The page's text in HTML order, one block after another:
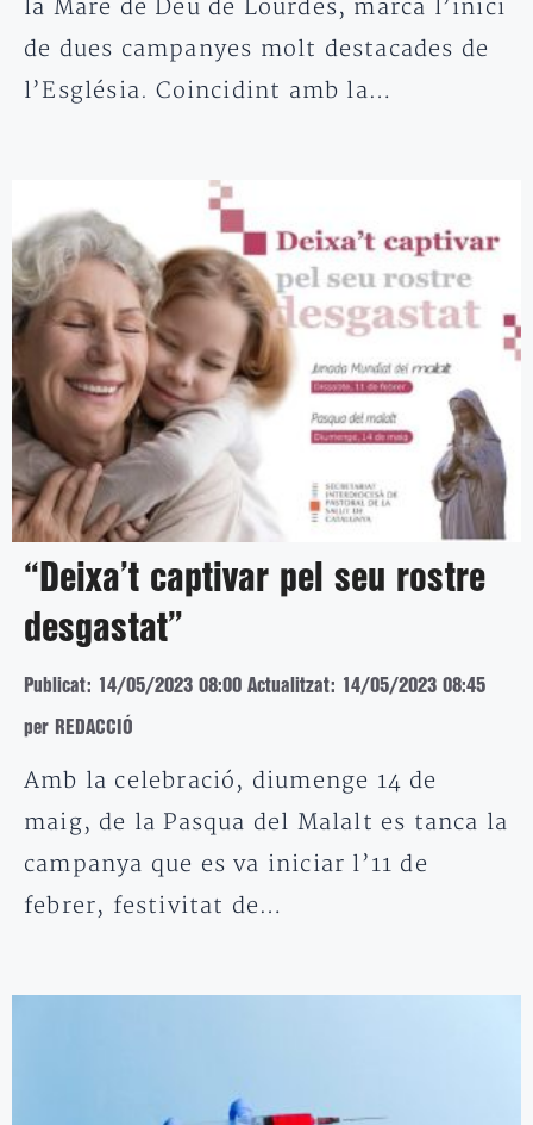
la Mare de Déu de Lourdes, marca l’inici
de dues campanyes molt destacades de
l’Església. Coincidint amb la…
“Deixa’t captivar pel seu rostre
desgastat”
Publicat: 14/05/2023 08:00 Actualitzat: 14/05/2023 08:45
per REDACCIÓ
Amb la celebració, diumenge 14 de
maig, de la Pasqua del Malalt es tanca la
campanya que es va iniciar l’11 de
febrer, festivitat de…